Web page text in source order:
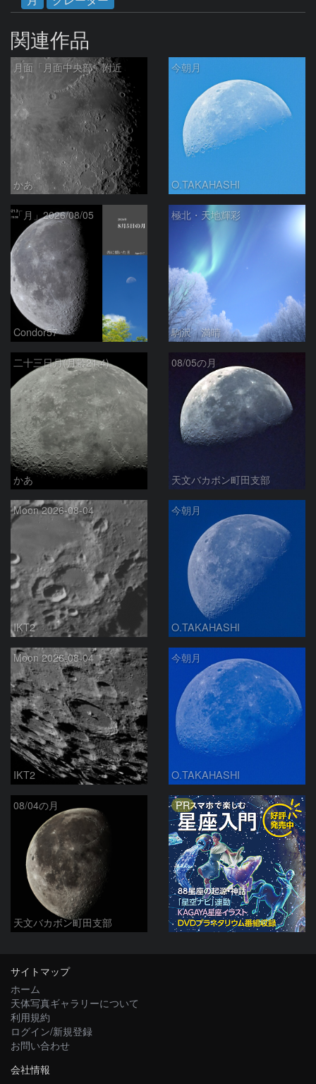
関連作品
月面「月面中央部」附近
かあ
今朝月
O.TAKAHASHI
「月」2026/08/05
Condor57
極北・天地輝彩
駒沢 満晴
二十三日月(月齢21.4)
かあ
08/05の月
天文バカボン町田支部
Moon 2026-08-04
IKT2
今朝月
O.TAKAHASHI
Moon 2026-08-04
IKT2
今朝月
O.TAKAHASHI
08/04の月
天文バカボン町田支部
PR
サイトマップ
ホーム
天体写真ギャラリーについて
利用規約
ログイン/新規登録
お問い合わせ
会社情報